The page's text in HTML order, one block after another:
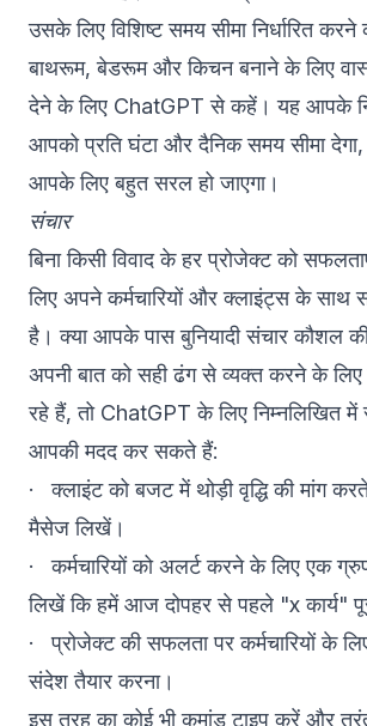
उसके लिए विशिष्ट समय सीमा निर्धारित
बाथरूम, बेडरूम और किचन बनाने के लिए
देने के लिए ChatGPT से कहें। यह आपके
आपको प्रति घंटा और दैनिक समय सीमा
आपके लिए बहुत सरल हो जाएगा।
संचार
बिना किसी विवाद के हर प्रोजेक्ट को
लिए अपने कर्मचारियों और क्लाइंट्स के साथ
है। क्या आपके पास बुनियादी संचार कौशल
अपनी बात को सही ढंग से व्यक्त करने के
रहे हैं, तो ChatGPT के लिए निम्नलिखित
आपकी मदद कर सकते हैं:
· क्लाइंट को बजट में थोड़ी वृद्धि की मांग
मैसेज लिखें।
· कर्मचारियों को अलर्ट करने के लिए एक
लिखें कि हमें आज दोपहर से पहले "x कार्य"
· प्रोजेक्ट की सफलता पर कर्मचारियों के
संदेश तैयार करना।
इस तरह का कोई भी कमांड टाइप करें और